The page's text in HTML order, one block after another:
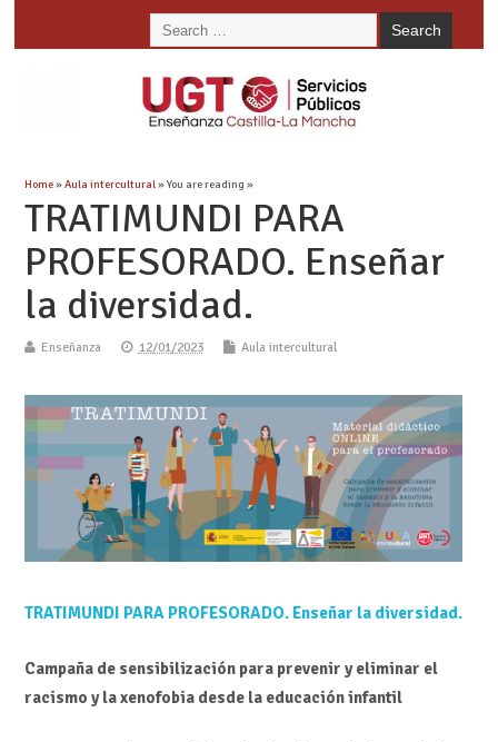
Home»Aula intercultural» You are reading »
TRATIMUNDI PARA
PROFESORADO. Enseñar
la diversidad.
Enseñanza 12/01/2023 Aula intercultural
TRATIMUNDI PARA PROFESORADO. Enseñar la diversidad.
Campaña de sensibilización para prevenir y eliminar el
racismo y la xenofobia desde la educación infantil